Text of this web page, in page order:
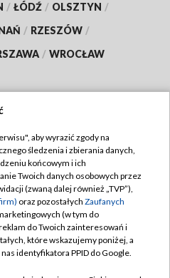
/ ŁÓDŹ / OLSZTYN /
/ RZESZÓW /
/ WROCŁAW
TVP
TVP
prywatności
zgody
aby wyrazić zgody na
śledzenia i zbierania danych,
końcowym i ich
Twoich danych osobowych przez
(zwaną dalej również „TVP”),
oraz pozostałych Zaufanych
(w tym do
do Twoich zainteresowań i
które wskazujemy poniżej, a
identyfikatora PPID do Google.